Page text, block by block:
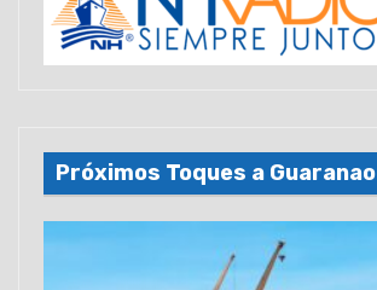
Próximos Toques a Guaranao